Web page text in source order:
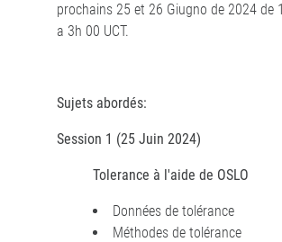
prochains 25 et 26 Giugno de 2024 de
a 3h 00 UCT.
Sujets abordés:
Session 1 (25 Juin 2024)
Tolerance à l'aide de OSLO
Données de tolérance
Méthodes de tolérance